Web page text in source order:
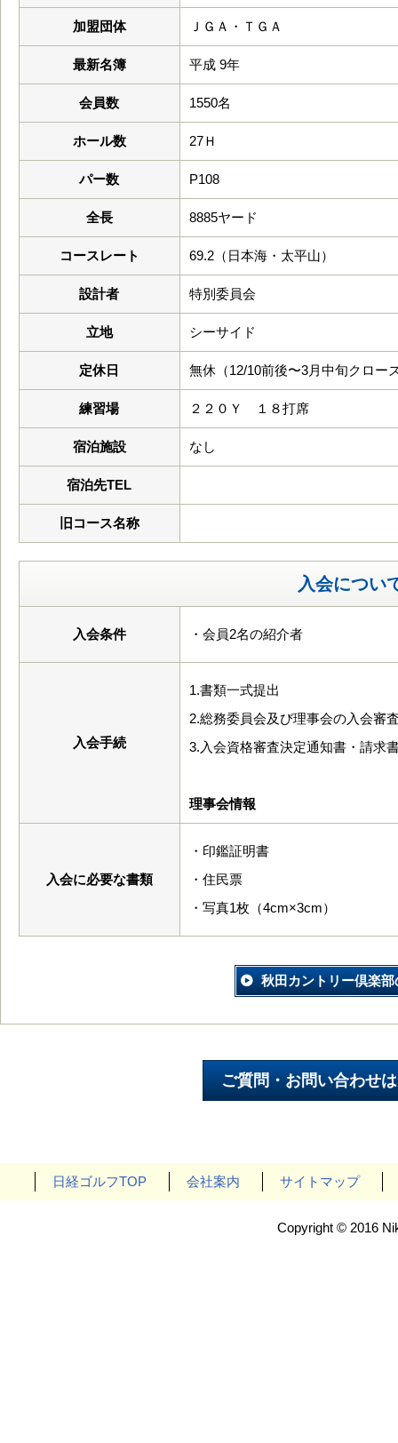
加盟団体 ＪＧＡ・ＴＧＡ
最新名簿 平成 9年
会員数 1550名
ホール数 27Ｈ
パー数 P108
全長 8885ヤード
コースレート 69.2（日本海・太平山）
設計者 特別委員会
立地 シーサイド
定休日 無休（12/10前後〜3月中旬クロー
練習場 ２２０Ｙ １８打席
宿泊施設 なし
宿泊先TEL
旧コース名称
入会につい
入会条件 ・会員2名の紹介者
入会手続
1.書類一式提
2.総務委員会及び理事会の入会審
3.入会資格審査決定通知書・請求
理事会情報
入会に必要な書類
・印鑑証明書
・住民票
・写真1枚（4cm×3cm）
秋田カントリー倶楽
日経ゴルフTOP 会社案内 サイトマップ
Copyright © 2016